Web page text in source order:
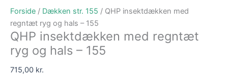
Forside / Dækken str. 155 / QHP insektdækken med
regntæt ryg og hals – 155
QHP insektdækken med regntæt
ryg og hals – 155
715,00 kr.